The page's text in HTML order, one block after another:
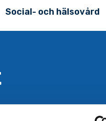
Social- och hälsovård